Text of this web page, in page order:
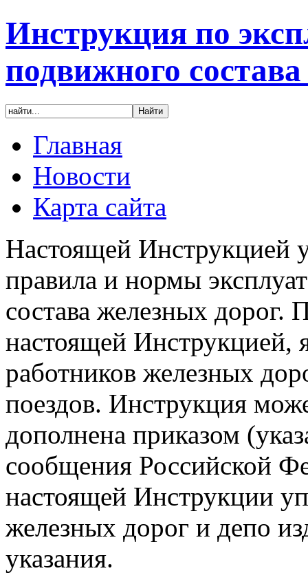
Инструкция по
подвижного
Главная
Новости
Карта сайта
Настоящей Инструкцией
правила и нормы
состава железных дорог.
настоящей Инструкцией,
работников железных
поездов. Инструкция
дополнена приказом
сообщения Российской
настоящей Инструкции
железных дорог и депо
указания.